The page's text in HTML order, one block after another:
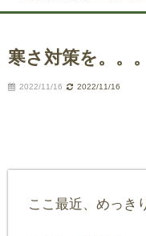
寒さ対策を。。。
2022/11/16 2022/11/16
ここ最近、めっき